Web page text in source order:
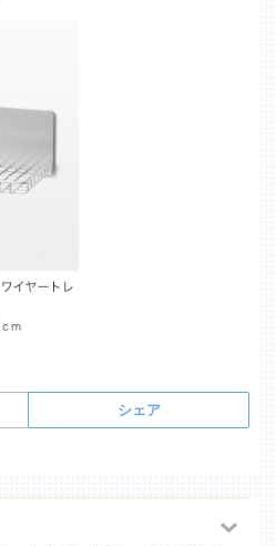
シェア